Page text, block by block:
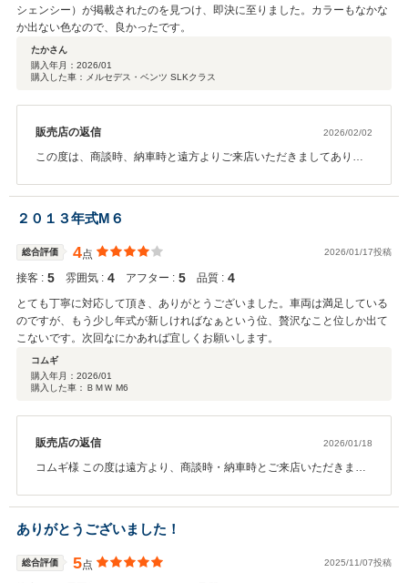
シェンシー）が掲載されたのを見つけ、即決に至りました。カラーもなかな
か出ない色なので、良かったです。
たかさん
購入年月： 2026/01
購入した車：メルセデス・ベンツ SLKクラス
販売店の返信 2026/02/02
この度は、商談時、納車時と遠方よりご来店いただきましてありが
感謝しております。初めての輸入車とのことで、ご不明な点もある
かと思いますが、今後もしっかりとサポートさせていただきますの
で、どうぞ末永いお付き合いの程、宜しくお願い致します。この度
はありがとうございました。
２０１３年式M６
総合評価 4点 2026/01/17投稿
接客 : 5 雰囲気 : 4 アフター : 5 品質 : 4
とても丁寧に対応して頂き、ありがとうございました。車両は満足している
のですが、もう少し年式が新しければなぁという位、贅沢なこと位しか出て
こないです。次回なにかあれば宜しくお願いします。
コムギ
購入年月： 2026/01
購入した車：ＢＭＷ M6
販売店の返信 2026/01/18
コムギ様 この度は遠方より、商談時・納車時とご来店いただきまし
す。 実家は弊社最寄りとのことで、是非お近くにお越しの際は、お
立ち寄りいただければ幸いでございます。どうぞ今後とも宜しくお
願い致します。
ありがとうございました！
総合評価 5点 2025/11/07投稿